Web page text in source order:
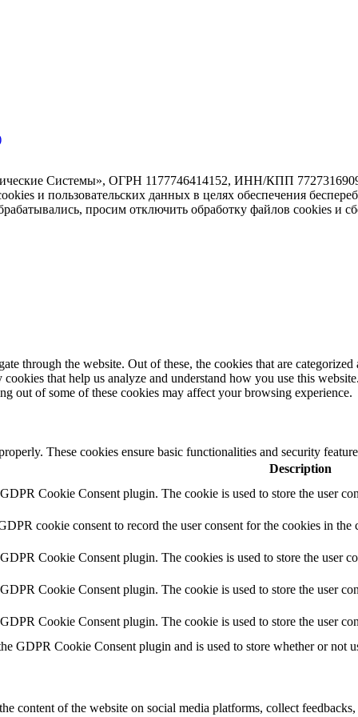
Системы», ОГРН 1177746414152, ИНН/КПП
и пользовательских данных в целях обеспечения
просим отключить обработку файлов cookies и
through the website. Out of these, the cookies that are categorized
that help us analyze and understand how you use this
out of some of these cookies may affect your browsing experience.
These cookies ensure basic functionalities and security
Description
Cookie Consent plugin. The cookie is used to store the user
cookie consent to record the user consent for the cookies in
Cookie Consent plugin. The cookies is used to store the user
Cookie Consent plugin. The cookie is used to store the user
Cookie Consent plugin. The cookie is used to store the user
GDPR Cookie Consent plugin and is used to store whether or not
content of the website on social media platforms, collect